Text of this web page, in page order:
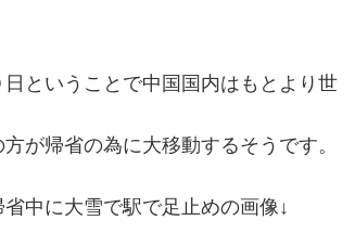
ということで中国国内はもとより世
が帰省の為に大移動するそうです。
中に大雪で駅で足止めの画像↓